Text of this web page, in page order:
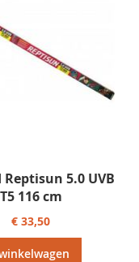
Reptisun 5.0 UVB
T5 116 cm
€ 33,50